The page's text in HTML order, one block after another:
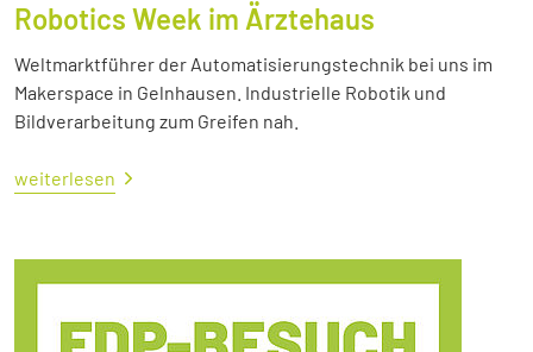
Robotics Week im Ärztehaus
Weltmarktführer der Automatisierungstechnik bei uns im
Makerspace in Gelnhausen. Industrielle Robotik und
Bildverarbeitung zum Greifen nah.
weiterlesen